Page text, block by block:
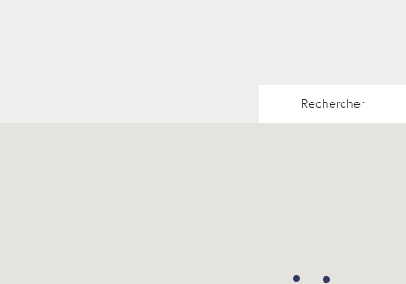
Rechercher